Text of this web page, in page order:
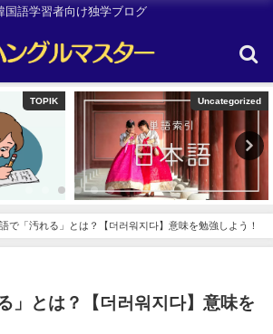
国語学習者向け独学ブログ
Uncategorized
で「汚れる」とは？【더러워지다】意味を勉強しよう！
」とは？【더러워지다】意味を